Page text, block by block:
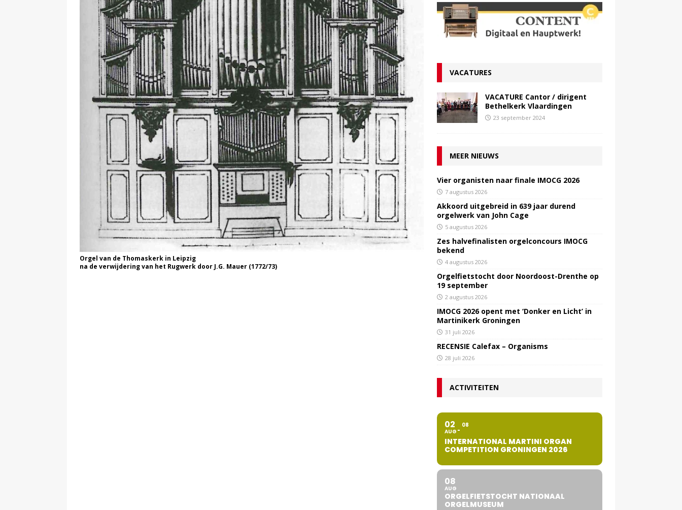
Orgel van de Thomaskerk in Leipzig
na de verwijdering van het Rugwerk door J.G. Mauer (1772/73)
VACATURES
VACATURE Cantor / dirigent
Bethelkerk Vlaardingen
23 september 2024
MEER NIEUWS
Vier organisten naar finale IMOCG 2026
7 augustus 2026
Akkoord uitgebreid in 639 jaar durend
orgelwerk van John Cage
5 augustus 2026
Zes halvefinalisten orgelconcours IMOCG
bekend
4 augustus 2026
Orgelfietstocht door Noordoost-Drenthe op
19 september
2 augustus 2026
IMOCG 2026 opent met ‘Donker en Licht’ in
Martinikerk Groningen
31 juli 2026
RECENSIE Calefax – Organisms
28 juli 2026
ACTIVITEITEN
02
AUG
08
INTERNATIONAL MARTINI ORGAN
COMPETITION GRONINGEN 2026
08
AUG
ORGELFIETSTOCHT NATIONAAL
ORGELMUSEUM